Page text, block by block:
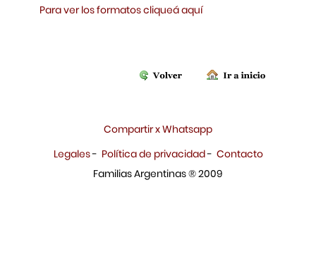
Para ver los formatos cliqueá aquí
Compartir x Whatsapp
Legales- Política de privacidad- Contacto
Familias Argentinas ® 2009